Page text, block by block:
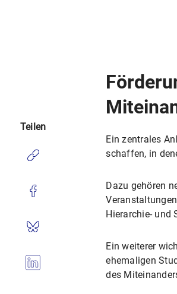
Ein zentrales
schaffen, in
Dazu gehören
Hierarchie- und
Ein weiterer
ehemaligen
des
Teilen